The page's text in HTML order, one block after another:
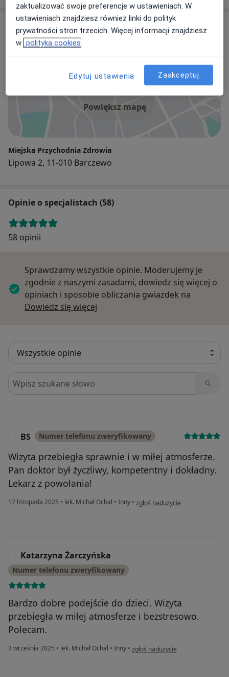
Adresy (4)
Adres 1 Adres 2
Powiększ mapę
Miejska Przychodnia Zdrowia
Lipowa 2, 11-010 Barczewo
Opinie o specjalistach (58)
58 opinii
Sprawdzamy wszystkie opinie. Moderujemy je
zgodnie z naszymi zasadami, dowiedz się więcej o
opiniach i sposobie obliczania gwiazdek na
Dowiedz się więcej
Szukaj w opiniach
BS Numer telefonu zweryfikowany
Wizyta przebiegła sprawnie i w miłej atmosferze.
Pan doktor był życzliwy, kompetentny i dokładny.
Lekarz z powołania!
17 listopada 2025 • lek. Michał Ochal • Inny • w opinii użytkownika BS
zgłoś nadużycie
Katarzyna Żarczyńska
Numer telefonu zweryfikowany
Bardzo dobre podejście do dzieci. Wizyta
przebiegła w miłej atmosferze i bezstresowo.
Polecam.
3 września 2025 • lek. Michał Ochal • Inny • w opinii użytkownika Katarzyna
zgłoś nadużycie
zaktualizować swoje preferencje w ustawieniach. W
ustawieniach znajdziesz również linki do polityk
prywatności stron trzecich. Więcej informacji znajdziesz
w polityka cookies
Edytuj ustawienia Zaakceptuj